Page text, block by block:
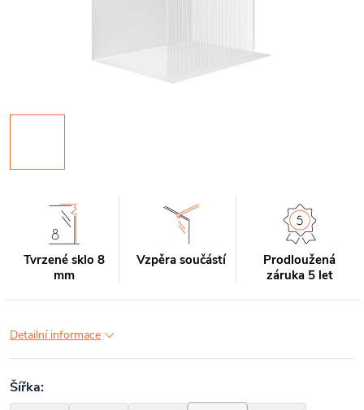
Tvrzené sklo 8
mm
Vzpěra součástí
Prodloužená
záruka 5 let
Detailní informace